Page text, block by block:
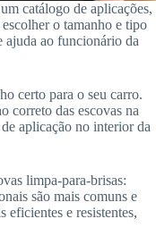
catálogo de aplicações,
o tamanho e tipo
ajuda ao funcionário da
certo para o seu carro.
correto das escovas na
aplicação no interior da
limpa-para-brisas:
são mais comuns e
eficientes e resistentes,